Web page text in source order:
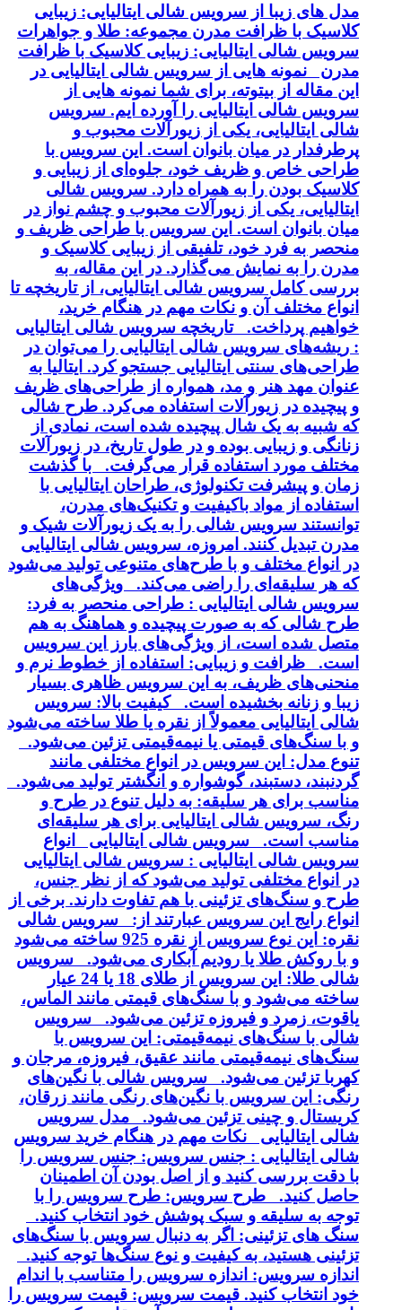
مدل های زیبا از سرویس شالی ایتالیایی: زیبایی
کلاسیک با ظرافت مدرن مجموعه: طلا و جواهرات
سرویس شالی ایتالیایی: زیبایی کلاسیک با ظرافت
مدرن نمونه هایی از سرویس شالی ایتالیایی در
این مقاله از بیتوته، برای شما نمونه هایی از
سرویس شالی ایتالیایی را آورده ایم. سرویس
شالی ایتالیایی، یکی از زیورآلات محبوب و
پرطرفدار در میان بانوان است. این سرویس با
طراحی خاص و ظریف خود، جلوه‌ای از زیبایی و
کلاسیک بودن را به همراه دارد. سرویس شالی
ایتالیایی، یکی از زیورآلات محبوب و چشم نواز در
میان بانوان است. این سرویس با طراحی ظریف و
منحصر به فرد خود، تلفیقی از زیبایی کلاسیک و
مدرن را به نمایش می‌گذارد. در این مقاله، به
بررسی کامل سرویس شالی ایتالیایی، از تاریخچه تا
انواع مختلف آن و نکات مهم در هنگام خرید،
خواهیم پرداخت. تاریخچه سرویس شالی ایتالیایی
: ریشه‌های سرویس شالی ایتالیایی را می‌توان در
طراحی‌های سنتی ایتالیایی جستجو کرد. ایتالیا به
عنوان مهد هنر و مد، همواره از طراحی‌های ظریف
و پیچیده در زیورآلات استفاده می‌کرد. طرح شالی
که شبیه به یک شال پیچیده شده است، نمادی از
زنانگی و زیبایی بوده و در طول تاریخ، در زیورآلات
مختلف مورد استفاده قرار می‌گرفت. با گذشت
زمان و پیشرفت تکنولوژی، طراحان ایتالیایی با
استفاده از مواد باکیفیت و تکنیک‌های مدرن،
توانستند سرویس شالی را به یک زیورآلات شیک و
مدرن تبدیل کنند. امروزه، سرویس شالی ایتالیایی
در انواع مختلف و با طرح‌های متنوعی تولید می‌شود
که هر سلیقه‌ای را راضی می‌کند. ویژگی‌های
سرویس شالی ایتالیایی : طراحی منحصر به فرد:
طرح شالی که به صورت پیچیده و هماهنگ به هم
متصل شده است، از ویژگی‌های بارز این سرویس
است. ظرافت و زیبایی: استفاده از خطوط نرم و
منحنی‌های ظریف، به این سرویس ظاهری بسیار
زیبا و زنانه بخشیده است. کیفیت بالا: سرویس
شالی ایتالیایی معمولاً از نقره یا طلا ساخته می‌شود
و با سنگ‌های قیمتی یا نیمه‌قیمتی تزئین می‌شود.
تنوع مدل: این سرویس در انواع مختلفی مانند
گردنبند، دستبند، گوشواره و انگشتر تولید می‌شود.
مناسب برای هر سلیقه: به دلیل تنوع در طرح و
رنگ، سرویس شالی ایتالیایی برای هر سلیقه‌ای
مناسب است. سرویس شالی ایتالیایی انواع
سرویس شالی ایتالیایی : سرویس شالی ایتالیایی
در انواع مختلفی تولید می‌شود که از نظر جنس،
طرح و سنگ‌های تزئینی با هم تفاوت دارند. برخی از
انواع رایج این سرویس عبارتند از: سرویس شالی
نقره: این نوع سرویس از نقره 925 ساخته می‌شود
و با روکش طلا یا رودیم آبکاری می‌شود. سرویس
شالی طلا: این سرویس از طلای 18 یا 24 عیار
ساخته می‌شود و با سنگ‌های قیمتی مانند الماس،
یاقوت، زمرد و فیروزه تزئین می‌شود. سرویس
شالی با سنگ‌های نیمه‌قیمتی: این سرویس با
سنگ‌های نیمه‌قیمتی مانند عقیق، فیروزه، مرجان و
کهربا تزئین می‌شود. سرویس شالی با نگین‌های
رنگی: این سرویس با نگین‌های رنگی مانند زرقان،
کریستال و چینی تزئین می‌شود. مدل سرویس
شالی ایتالیایی نکات مهم در هنگام خرید سرویس
شالی ایتالیایی : جنس سرویس: جنس سرویس را
با دقت بررسی کنید و از اصل بودن آن اطمینان
حاصل کنید. طرح سرویس: طرح سرویس را با
توجه به سلیقه و سبک پوشش خود انتخاب کنید.
سنگ های تزئینی: اگر به دنبال سرویس با سنگ‌های
تزئینی هستید، به کیفیت و نوع سنگ‌ها توجه کنید.
اندازه سرویس: اندازه سرویس را متناسب با اندام
خود انتخاب کنید. قیمت سرویس: قیمت سرویس را